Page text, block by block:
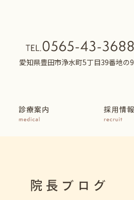
愛知県豊田市浄水町5丁目39番地の9
院長ブログ